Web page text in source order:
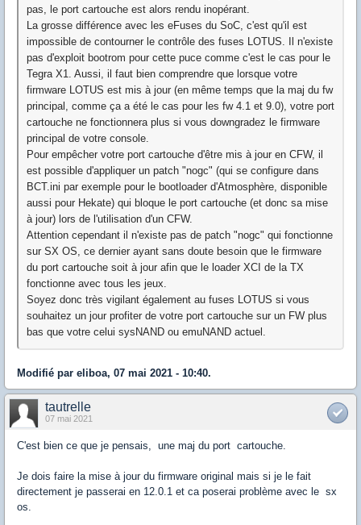
pas, le port cartouche est alors rendu inopérant.
La grosse différence avec les eFuses du SoC, c'est qu'il est
impossible de contourner le contrôle des fuses LOTUS. Il n'existe
pas d'exploit bootrom pour cette puce comme c'est le cas pour le
Tegra X1. Aussi, il faut bien comprendre que lorsque votre
firmware LOTUS est mis à jour (en même temps que la maj du fw
principal, comme ça a été le cas pour les fw 4.1 et 9.0), votre port
cartouche ne fonctionnera plus si vous downgradez le firmware
principal de votre console.
Pour empêcher votre port cartouche d'être mis à jour en CFW, il
est possible d'appliquer un patch "nogc" (qui se configure dans
BCT.ini par exemple pour le bootloader d'Atmosphère, disponible
aussi pour Hekate) qui bloque le port cartouche (et donc sa mise
à jour) lors de l'utilisation d'un CFW.
Attention cependant il n'existe pas de patch "nogc" qui fonctionne
sur SX OS, ce dernier ayant sans doute besoin que le firmware
du port cartouche soit à jour afin que le loader XCI de la TX
fonctionne avec tous les jeux.
Soyez donc très vigilant également au fuses LOTUS si vous
souhaitez un jour profiter de votre port cartouche sur un FW plus
bas que votre celui sysNAND ou emuNAND actuel.
Modifié par eliboa, 07 mai 2021 - 10:40.
tautrelle
07 mai 2021
C'est bien ce que je pensais, une maj du port cartouche.
Je dois faire la mise à jour du firmware original mais si je le fait
directement je passerai en 12.0.1 et ca poserai problème avec le sx
os.